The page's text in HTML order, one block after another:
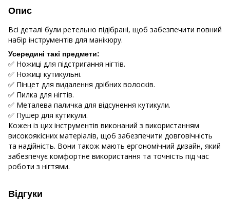
Опис
Всі деталі були ретельно підібрані, щоб забезпечити повний
набір інструментів для манікюру.
Усередині такі предмети:
✅ Ножиці для підстригання нігтів.
✅ Ножиці кутикульні.
✅ Пінцет для видалення дрібних волосків.
✅ Пилка для нігтів.
✅ Металева паличка для відсунення кутикули.
✅ Пушер для кутикули.
Кожен із цих інструментів виконаний з використанням
високоякісних матеріалів, щоб забезпечити довговічність
та надійність. Вони також мають ергономічний дизайн, який
забезпечує комфортне використання та точність під час
роботи з нігтями.
Відгуки